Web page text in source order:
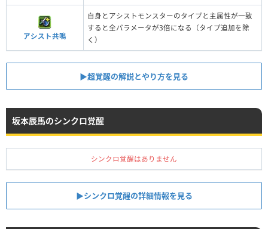
アシスト共鳴
自身とアシストモンスターのタイプと主属性が一致
すると全パラメータが3倍になる（タイプ追加を除
く）
▶︎超覚醒の解説とやり方を見る
坂本辰馬のシンクロ覚醒
シンクロ覚醒はありません
▶︎シンクロ覚醒の詳細情報を見る